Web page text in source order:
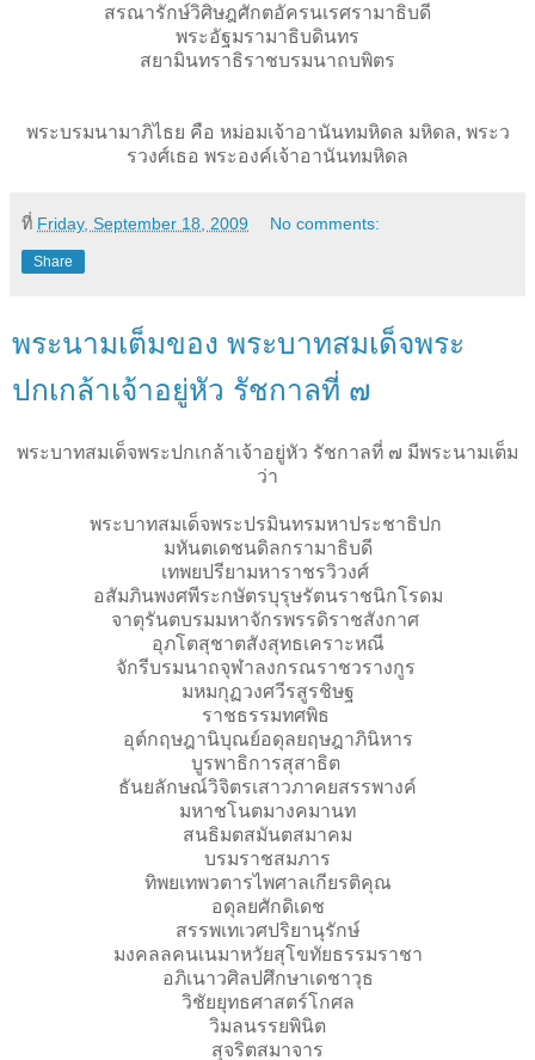
สรณารักษ์วิศิษฎศักตอัครนเรศรามาธิบดี
พระอัฐมรามาธิบดินทร
สยามินทราธิราชบรมนาถบพิตร
พระบรมนามาภิไธย คือ หม่อมเจ้าอานันทมหิดล มหิดล, พระว
รวงศ์เธอ พระองค์เจ้าอานันทมหิดล
ที่ Friday, September 18, 2009 No comments:
Share
พระนามเต็มของ พระบาทสมเด็จพระ
ปกเกล้าเจ้าอยู่หัว รัชกาลที่ ๗
พระบาทสมเด็จพระปกเกล้าเจ้าอยู่หัว รัชกาลที่ ๗ มีพระนามเต็ม
ว่า
พระบาทสมเด็จพระปรมินทรมหาประชาธิปก
มหันตเดชนดิลกรามาธิบดี
เทพยปรียามหาราชรวิวงศ์
อสัมภินพงศพีระกษัตรบุรุษรัตนราชนิกโรดม
จาตุรันตบรมมหาจักรพรรดิราชสังกาศ
อุภโตสุชาตสังสุทธเคราะหณี
จักรีบรมนาถจุฬาลงกรณราชวรางกูร
มหมกุฏวงศวีรสูรชิษฐ
ราชธรรมทศพิธ
อุต์กฤษฎานิบุณย์อดุลยฤษฎาภินิหาร
บูรพาธิการสุสาธิต
ธันยลักษณ์วิจิตรเสาวภาคยสรรพางค์
มหาชโนตมางคมานท
สนธิมตสมันตสมาคม
บรมราชสมภาร
ทิพยเทพวตารไพศาลเกียรติคุณ
อดุลยศักดิเดช
สรรพเทเวศปริยานุรักษ์
มงคลลคนเนมาหวัยสุโขทัยธรรมราชา
อภิเนาวศิลปศึกษาเดชาวุธ
วิชัยยุทธศาสตร์โกศล
วิมลนรรยพินิต
สุจริตสมาจาร